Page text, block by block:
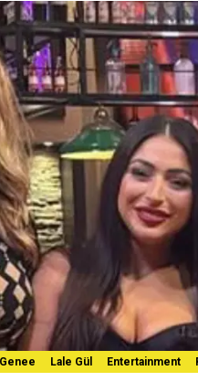
Lale Gül Entertainment